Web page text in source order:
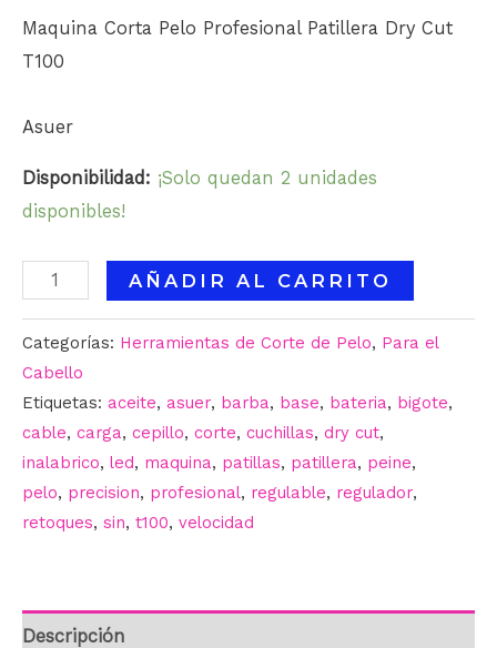
Maquina Corta Pelo Profesional Patillera Dry Cut
T100
Asuer
Disponibilidad: ¡Solo quedan 2 unidades
disponibles!
AÑADIR AL CARRITO
Categorías: Herramientas de Corte de Pelo, Para el
Cabello
Etiquetas: aceite, asuer, barba, base, bateria, bigote,
cable, carga, cepillo, corte, cuchillas, dry cut,
inalabrico, led, maquina, patillas, patillera, peine,
pelo, precision, profesional, regulable, regulador,
retoques, sin, t100, velocidad
Descripción